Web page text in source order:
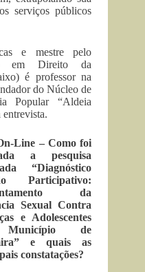
serviços públicos
e mestre pelo
em Direito da
é professor na
do Núcleo de
Popular “Aldeia
Line – Como foi
a pesquisa
“Diagnóstico
Participativo:
da
Sexual Contra
e Adolescentes
de
e quais as
constatações?